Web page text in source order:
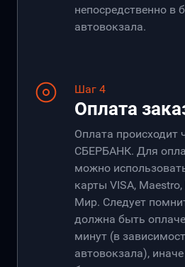
непосредственно в
автовокзала.
Шаг 4
Оплата
Оплата происходит
СБЕРБАНК. Для
можно
карты VISA,
Мир. Следует
должна быть
минут (в
автовокзала),